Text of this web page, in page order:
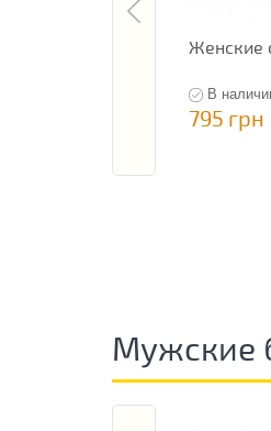
Женские
В
795 грн
Мужские